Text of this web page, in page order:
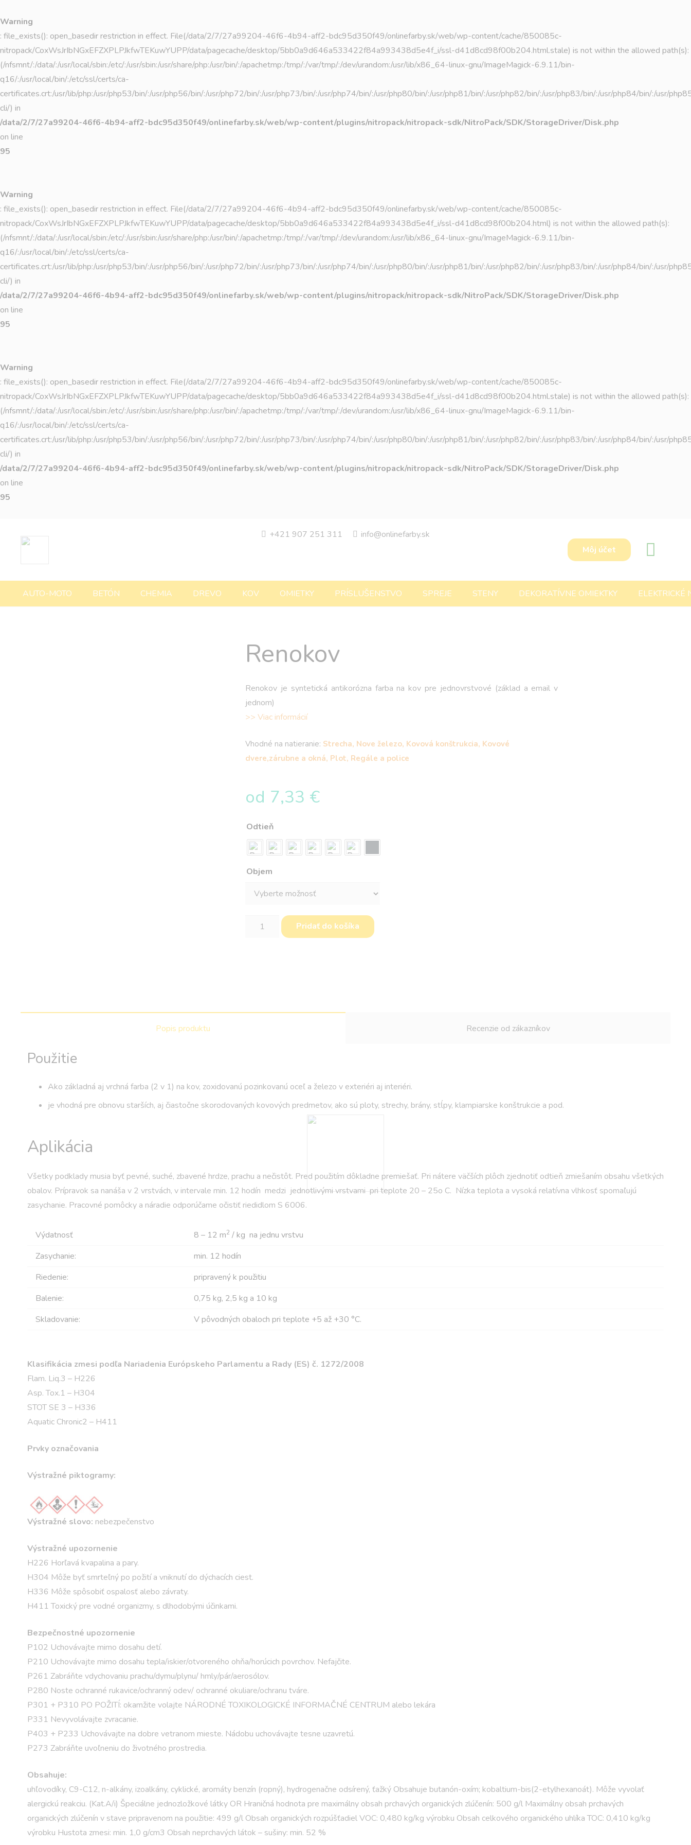
Warning
: file_exists(): open_basedir restriction in effect. File(/data/2/7/27a99204-46f6-4b94-aff2-bdc95d350f49/onlinefarby.sk/web/wp-content/cache/850085c-
nitropack/CoxWsJrIbNGxEFZXPLPJkfwTEKuwYUPP/data/pagecache/desktop/5bb0a9d646a533422f84a993438d5e4f_i/ssl-d41d8cd98f00b204.html.stale) is not within the allowed path(s):
(/nfsmnt/:/data/:/usr/local/sbin:/etc/:/usr/sbin:/usr/share/php:/usr/bin/:/apachetmp:/tmp/:/var/tmp/:/dev/urandom:/usr/lib/x86_64-linux-gnu/ImageMagick-6.9.11/bin-
q16/:/usr/local/bin/:/etc/ssl/certs/ca-
certificates.crt:/usr/lib/php:/usr/php53/bin/:/usr/php56/bin/:/usr/php72/bin/:/usr/php73/bin/:/usr/php74/bin/:/usr/php80/bin/:/usr/php81/bin/:/usr/php82/bin/:/usr/php83/bin/:/usr/php84/bin/:/usr/
cli/) in
/data/2/7/27a99204-46f6-4b94-aff2-bdc95d350f49/onlinefarby.sk/web/wp-content/plugins/nitropack/nitropack-sdk/NitroPack/SDK/StorageDriver/Disk.php
on line
95
Warning
: file_exists(): open_basedir restriction in effect. File(/data/2/7/27a99204-46f6-4b94-aff2-bdc95d350f49/onlinefarby.sk/web/wp-content/cache/850085c-
nitropack/CoxWsJrIbNGxEFZXPLPJkfwTEKuwYUPP/data/pagecache/desktop/5bb0a9d646a533422f84a993438d5e4f_i/ssl-d41d8cd98f00b204.html) is not within the allowed path(s):
(/nfsmnt/:/data/:/usr/local/sbin:/etc/:/usr/sbin:/usr/share/php:/usr/bin/:/apachetmp:/tmp/:/var/tmp/:/dev/urandom:/usr/lib/x86_64-linux-gnu/ImageMagick-6.9.11/bin-
q16/:/usr/local/bin/:/etc/ssl/certs/ca-
certificates.crt:/usr/lib/php:/usr/php53/bin/:/usr/php56/bin/:/usr/php72/bin/:/usr/php73/bin/:/usr/php74/bin/:/usr/php80/bin/:/usr/php81/bin/:/usr/php82/bin/:/usr/php83/bin/:/usr/php84/bin/:/usr/
cli/) in
/data/2/7/27a99204-46f6-4b94-aff2-bdc95d350f49/onlinefarby.sk/web/wp-content/plugins/nitropack/nitropack-sdk/NitroPack/SDK/StorageDriver/Disk.php
on line
95
Warning
: file_exists(): open_basedir restriction in effect. File(/data/2/7/27a99204-46f6-4b94-aff2-bdc95d350f49/onlinefarby.sk/web/wp-content/cache/850085c-
nitropack/CoxWsJrIbNGxEFZXPLPJkfwTEKuwYUPP/data/pagecache/desktop/5bb0a9d646a533422f84a993438d5e4f_i/ssl-d41d8cd98f00b204.html.stale) is not within the allowed path(s):
(/nfsmnt/:/data/:/usr/local/sbin:/etc/:/usr/sbin:/usr/share/php:/usr/bin/:/apachetmp:/tmp/:/var/tmp/:/dev/urandom:/usr/lib/x86_64-linux-gnu/ImageMagick-6.9.11/bin-
q16/:/usr/local/bin/:/etc/ssl/certs/ca-
certificates.crt:/usr/lib/php:/usr/php53/bin/:/usr/php56/bin/:/usr/php72/bin/:/usr/php73/bin/:/usr/php74/bin/:/usr/php80/bin/:/usr/php81/bin/:/usr/php82/bin/:/usr/php83/bin/:/usr/php84/bin/:/usr/
cli/) in
/data/2/7/27a99204-46f6-4b94-aff2-bdc95d350f49/onlinefarby.sk/web/wp-content/plugins/nitropack/nitropack-sdk/NitroPack/SDK/StorageDriver/Disk.php
on line
95
+421 907 251 311
info@onlinefarby.sk
Môj účet
AUTO-MOTO BETÓN CHEMIA DREVO KOV OMIETKY PRÍSLUŠENSTVO SPREJE STENY DEKORATÍVNE OMIEKTKY ELEKTRICKÉ
Renokov
Renokov je syntetická antikorózna farba na kov pre jednovrstvové (základ a email v
jednom)
>> Viac informácií
Vhodné na natieranie: Strecha, Nove železo, Kovová konštrukcia, Kovové
dvere,zárubne a okná, Plot, Regále a police
od 7,33 €
Odtieň
Objem
množstvo
Pridať do košíka
Popis produktu Recenzie od zákazníkov
Použitie
Ako základná aj vrchná farba (2 v 1) na kov, zoxidovanú pozinkovanú oceľ a železo v exteriéri aj interiéri.
je vhodná pre obnovu starších, aj čiastočne skorodovaných kovových predmetov, ako sú ploty, strechy, brány, stĺpy, klampiarske konštrukcie a pod.
Aplikácia
Všetky podklady musia byť pevné, suché, zbavené hrdze, prachu a nečistôt. Pred použitím dôkladne premiešať. Pri nátere väčších plôch zjednotiť odtieň zmiešaním obsahu všetkých
obalov. Prípravok sa nanáša v 2 vrstvách, v intervale min. 12 hodín medzi jednotlivými vrstvami pri teplote 20 – 25o C. Nízka teplota a vysoká relatívna vlhkosť spomaľujú
zasychanie. Pracovné pomôcky a náradie odporúčame očistiť riedidlom S 6006.
Výdatnosť 8 – 12 m2 / kg na jednu vrstvu
Zasychanie:
min. 12 hodín
Riedenie:
pripravený k použitiu
Balenie:
0,75 kg, 2,5 kg a 10 kg
Skladovanie:
V pôvodných obaloch pri teplote +5 až +30 °C.
Klasifikácia zmesi podľa Nariadenia Európskeho Parlamentu a Rady (ES) č. 1272/2008
Flam. Liq.3 – H226
Asp. Tox.1 – H304
STOT SE 3 – H336
Aquatic Chronic2 – H411
Prvky označovania
Výstražné piktogramy:
Výstražné slovo: nebezpečenstvo
Výstražné upozornenie
H226 Horľavá kvapalina a pary.
H304 Môže byť smrteľný po požití a vniknutí do dýchacích ciest.
H336 Môže spôsobiť ospalosť alebo závraty.
H411 Toxický pre vodné organizmy, s dlhodobými účinkami.
Bezpečnostné upozornenie
P102 Uchovávajte mimo dosahu detí.
P210 Uchovávajte mimo dosahu tepla/iskier/otvoreného ohňa/horúcich povrchov. Nefajčite.
P261 Zabráňte vdychovaniu prachu/dymu/plynu/ hmly/pár/aerosólov.
P280 Noste ochranné rukavice/ochranný odev/ ochranné okuliare/ochranu tváre.
P301 + P310 PO POŽITÍ: okamžite volajte NÁRODNÉ TOXIKOLOGICKÉ INFORMAČNÉ CENTRUM alebo lekára
P331 Nevyvolávajte zvracanie.
P403 + P233 Uchovávajte na dobre vetranom mieste. Nádobu uchovávajte tesne uzavretú.
P273 Zabráňte uvoľneniu do životného prostredia.
Obsahuje:
uhľovodíky, C9-C12, n-alkány, izoalkány, cyklické, aromáty benzín (ropný), hydrogenačne odsírený, ťažký Obsahuje butanón-oxím; kobaltium-bis(2-etylhexanoát). Môže vyvolať
alergickú reakciu. (Kat.A/i) Špeciálne jednozložkové látky OR Hraničná hodnota pre maximálny obsah prchavých organických zlúčenín: 500 g/l Maximálny obsah prchavých
organických zlúčenín v stave pripravenom na použitie: 499 g/l Obsah organických rozpúšťadiel VOC: 0,480 kg/kg výrobku Obsah celkového organického uhlíka TOC: 0,410 kg/kg
výrobku Hustota zmesi: min. 1,0 g/cm3 Obsah neprchavých látok – sušiny: min. 52 %